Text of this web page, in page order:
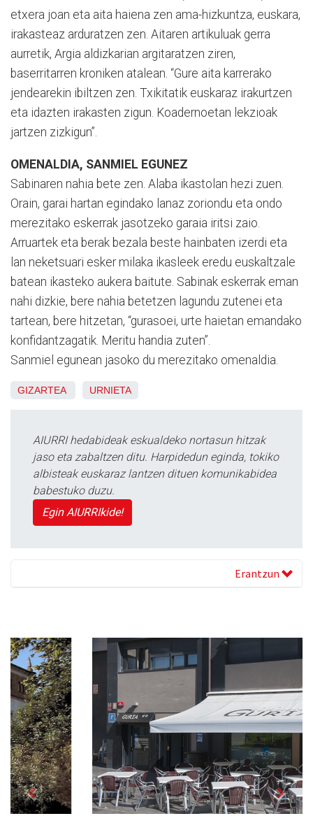
etxera joan eta aita haiena zen ama-hizkuntza, euskara,
irakasteaz arduratzen zen. Aitaren artikuluak gerra
aurretik, Argia aldizkarian argitaratzen ziren,
baserritarren kroniken atalean. “Gure aita karrerako
jendearekin ibiltzen zen. Txikitatik euskaraz irakurtzen
eta idazten irakasten zigun. Koadernoetan lekzioak
jartzen zizkigun”.
OMENALDIA, SANMIEL EGUNEZ
Sabinaren nahia bete zen. Alaba ikastolan hezi zuen.
Orain, garai hartan egindako lanaz zoriondu eta ondo
merezitako eskerrak jasotzeko garaia iritsi zaio.
Arruartek eta berak bezala beste hainbaten izerdi eta
lan neketsuari esker milaka ikasleek eredu euskaltzale
batean ikasteko aukera baitute. Sabinak eskerrak eman
nahi dizkie, bere nahia betetzen lagundu zutenei eta
tartean, bere hitzetan, “gurasoei, urte haietan emandako
konfidantzagatik. Meritu handia zuten”.
Sanmiel egunean jasoko du merezitako omenaldia.
GIZARTEA URNIETA
AIURRI hedabideak eskualdeko nortasun hitzak
jaso eta zabaltzen ditu. Harpidedun eginda, tokiko
albisteak euskaraz lantzen dituen komunikabidea
babestuko duzu.
Egin AIURRIkide!
Erantzun
Previous Next